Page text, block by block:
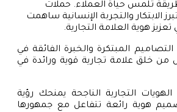
تلمس حياة العملاء. حملات
تبرز الابتكار والتجربة الإنسانية ساهمت
هوية العلامة التجارية.
المبتكرة والخبرة الفائقة في
من خلق علامة تجارية قوية ورائدة في
التجارية الناجحة يمنحك رؤية
هوية رائعة تتفاعل مع جمهورها